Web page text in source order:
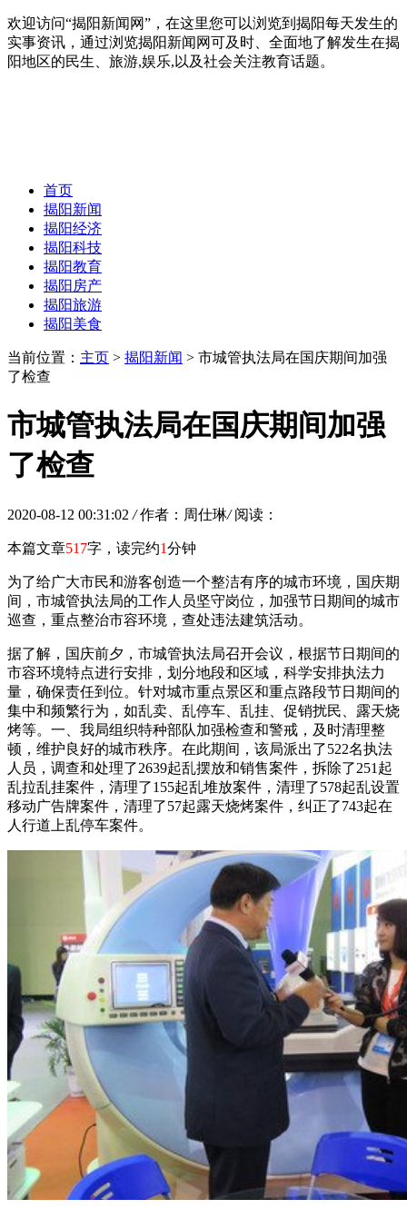
欢迎访问“揭阳新闻网”，在这里您可以浏览到揭阳每天发生的
实事资讯，通过浏览揭阳新闻网可及时、全面地了解发生在揭
阳地区的民生、旅游,娱乐,以及社会关注教育话题。
首页
揭阳新闻
揭阳经济
揭阳科技
揭阳教育
揭阳房产
揭阳旅游
揭阳美食
当前位置： 主页 > 揭阳新闻 > 市城管执法局在国庆期间加强
了检查
市城管执法局在国庆期间加强
了检查
2020-08-12 00:31:02 / 作者：周仕琳/ 阅读：
本篇文章517字，读完约1分钟
为了给广大市民和游客创造一个整洁有序的城市环境，国庆期
间，市城管执法局的工作人员坚守岗位，加强节日期间的城市
巡查，重点整治市容环境，查处违法建筑活动。
据了解，国庆前夕，市城管执法局召开会议，根据节日期间的
市容环境特点进行安排，划分地段和区域，科学安排执法力
量，确保责任到位。针对城市重点景区和重点路段节日期间的
集中和频繁行为，如乱卖、乱停车、乱挂、促销扰民、露天烧
烤等。一、我局组织特种部队加强检查和警戒，及时清理整
顿，维护良好的城市秩序。在此期间，该局派出了522名执法
人员，调查和处理了2639起乱摆放和销售案件，拆除了251起
乱拉乱挂案件，清理了155起乱堆放案件，清理了578起乱设置
移动广告牌案件，清理了57起露天烧烤案件，纠正了743起在
人行道上乱停车案件。